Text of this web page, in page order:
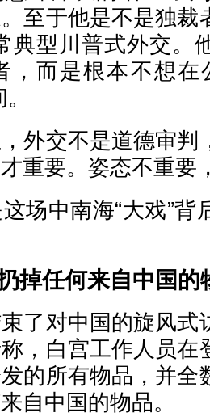
至于他是不是独裁
典型川普式外交。
，而是根本不想在
外交不是道德审判
重要。姿态不重要
场中南海“大戏”背
掉任何来自中国的
了对中国的旋风式
，白宫工作人员在
的所有物品，并全
自中国的物品。